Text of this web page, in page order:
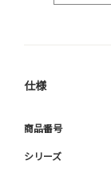
仕様
商品番号
シリーズ